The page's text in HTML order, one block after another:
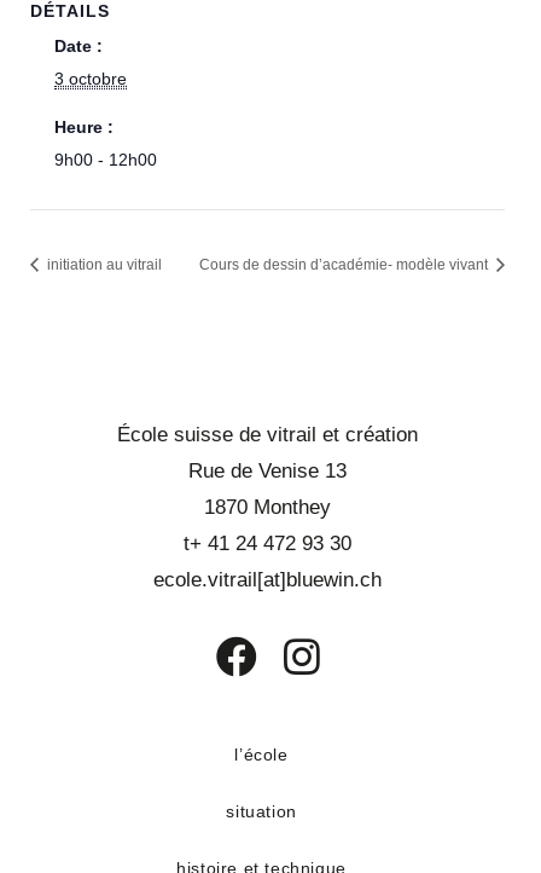
DÉTAILS
Date :
3 octobre
Heure :
9h00 - 12h00
initiation au vitrail Cours de dessin d’académie- modèle vivant
École suisse de vitrail et création
Rue de Venise 13
1870 Monthey
t+ 41 24 472 93 30
ecole.vitrail[at]bluewin.ch
un
onglet
l’école
situation
histoire et technique